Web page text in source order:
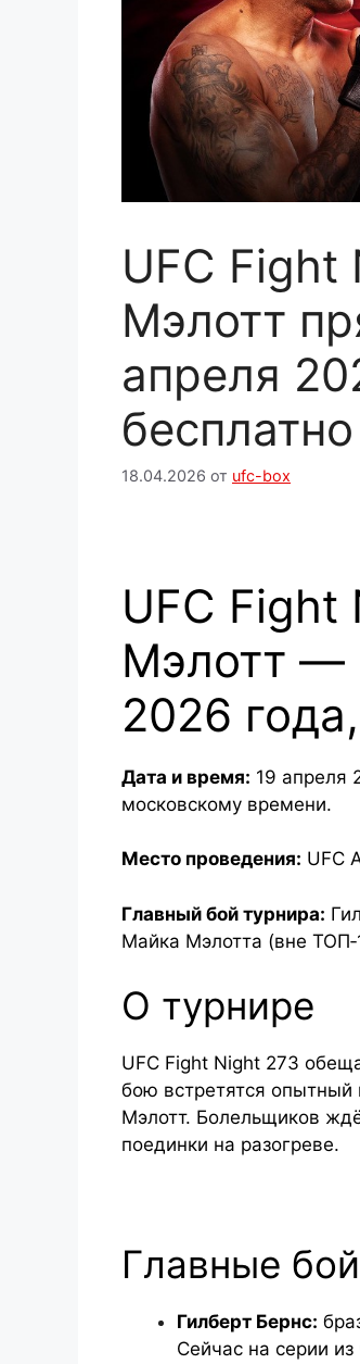
UFC
Мэлотт
апреля
бесплатно
18.04.2026 от ufc-box
UFC
Мэлотт —
2026
Дата и время: 19 апреля
московскому времени.
Место проведения: UFC
Главный бой турнира:
Майка Мэлотта (вне
О турнире
UFC Fight Night 273
бою встретятся
Мэлотт. Болельщиков
поединки на разогреве.
Главные
Гилберт Бернс:
Сейчас на серии